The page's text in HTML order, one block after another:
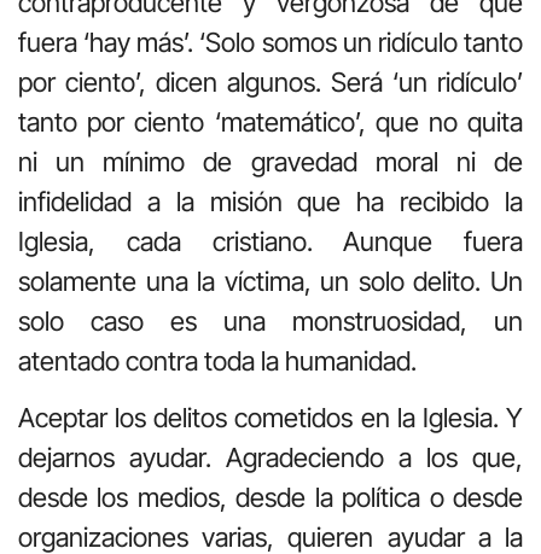
fuera ‘hay más’. ‘Solo somos un ridículo tanto
por ciento’, dicen algunos. Será ‘un ridículo’
tanto por ciento ‘matemático’, que no quita
ni un mínimo de gravedad moral ni de
infidelidad a la misión que ha recibido la
Iglesia, cada cristiano. Aunque fuera
solamente una la víctima, un solo delito. Un
solo caso es una monstruosidad, un
atentado contra toda la humanidad.
Aceptar los delitos cometidos en la Iglesia. Y
dejarnos ayudar. Agradeciendo a los que,
desde los medios, desde la política o desde
organizaciones varias, quieren ayudar a la